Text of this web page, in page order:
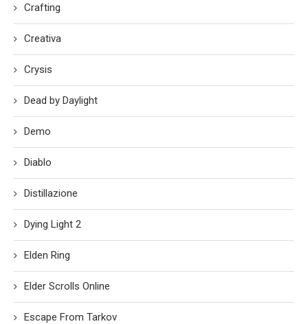
Crafting
Creativa
Crysis
Dead by Daylight
Demo
Diablo
Distillazione
Dying Light 2
Elden Ring
Elder Scrolls Online
Escape From Tarkov